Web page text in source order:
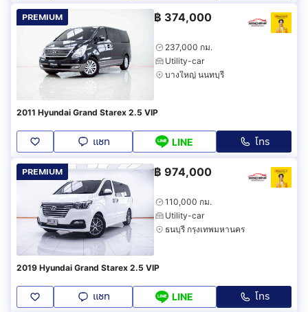
PREMIUM ฿ 374,000
237,000 กม.
Utility-car
บางใหญ่ นนทบุรี
2011 Hyundai Grand Starex 2.5 VIP
แชท LINE โทร
PREMIUM ฿ 974,000
110,000 กม.
Utility-car
ธนบุรี กรุงเทพมหานคร
2019 Hyundai Grand Starex 2.5 VIP
แชท LINE โทร